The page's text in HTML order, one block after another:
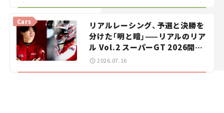
リアルレーシング、予選と決勝を
分けた「明と暗」——リアルのリア
ル Vol.2 スーパーGT 2026開幕
戦 岡山国際サーキット
Cars
2026.07.16